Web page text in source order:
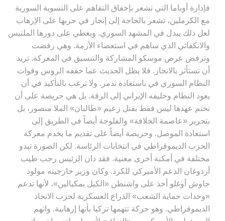
فإدارة أوباما التي تشعر بإخفاق التفاهم على التسوية السورية
مع الكرملين، تشعر بالحاجة إلى إنجاز في حربها على الإرهاب
لعل ذلك يبدل في المشهد السوري. ويغطي على دورها الملتبس
والانكفائي الذي ساهم في استعصاء الأزمة. وهي رفضت
وترفض عرض موسكو المشاركة والتنسيق في المعركة. تريد
أن تستأثر بالانجاز. فلا يظل الحديث عما حققه الروس وقوات
النظام السوري في باستعادة تدمر. ولا ترغب بالتأكيد في أن
يعود النظام وحليفه الإيراني إلى الرقة. بل هي حريصة على أن
تختم عهدها ليس فقط بقتل زعيم «طالبان» الملا منصور، بل
بتحرير «عاصمة الخلافة» والفلوجة أيضاً في الطريق إلى
استعادة الموصل. وحريصة أيضاً على تقديم ما يخدم معركة
الحزب الديموقراطي في انتخابات الرئاسة. لكن الصورة تبدو
مختلفة في أمكنة أخرى معنية. فقد دان الرئيس رجب طيب
أردوغان الدعم الأميركي للكرد. وكان وزير خارجيته مولود
جاوش أوغلو أخذ على واشنطن «الكيل بمكيالين»، لأنها تدعم
«وحدات حماية الشعب» الذراع العسكرية لحزب الاتحاد
الديموقراطي. وهو حركة تتهمها تركيا بأنها إرهابية. واتهم